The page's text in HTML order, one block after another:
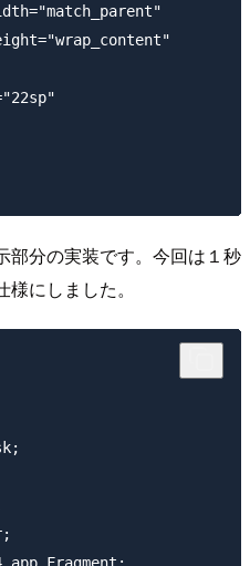
部分の実装です。今回は１秒
にしました。